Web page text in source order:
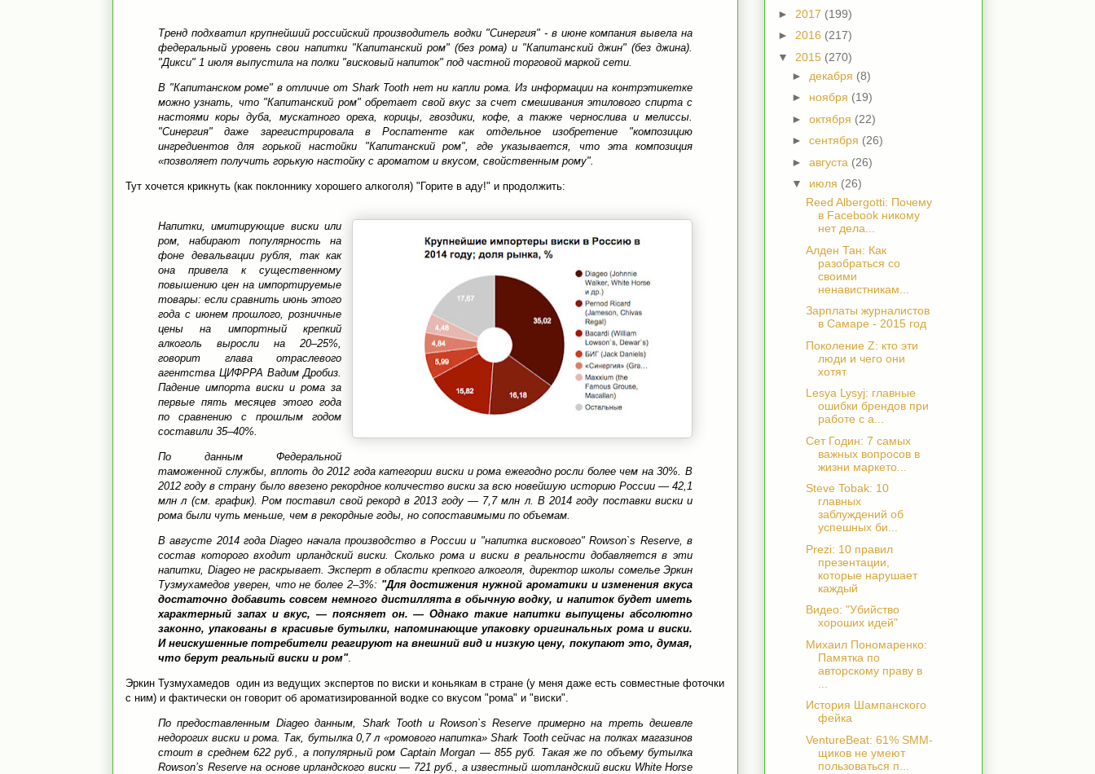
Тренд подхватил крупнейший российский производитель водки "Синергия" - в июне компания вывела на
федеральный уровень свои напитки "Капитанский ром" (без рома) и "Капитанский джин" (без джина).
"Дикси" 1 июля выпустила на полки "висковый напиток" под частной торговой маркой сети.
В "Капитанском роме" в отличие от Shark Tooth нет ни капли рома. Из информации на контрэтикетке
можно узнать, что "Капитанский ром" обретает свой вкус за счет смешивания этилового спирта с
настоями коры дуба, мускатного ореха, корицы, гвоздики, кофе, а также чернослива и мелиссы.
"Синергия" даже зарегистрировала в Роспатенте как отдельное изобретение "композицию
ингредиентов для горькой настойки "Капитанский ром", где указывается, что эта композиция
«позволяет получить горькую настойку с ароматом и вкусом, свойственным рому".
Тут хочется крикнуть (как поклоннику хорошего алкоголя) "Горите в аду!" и продолжить:
Напитки, имитирующие виски или
ром, набирают популярность на
фоне девальвации рубля, так как
она привела к существенному
повышению цен на импортируемые
товары: если сравнить июнь этого
года с июнем прошлого, розничные
цены на импортный крепкий
алкоголь выросли на 20–25%,
говорит глава отраслевого
агентства ЦИФРРА Вадим Дробиз.
Падение импорта виски и рома за
первые пять месяцев этого года
по сравнению с прошлым годом
составили 35–40%.
По данным Федеральной
таможенной службы, вплоть до 2012 года категории виски и рома ежегодно росли более чем на 30%. В
2012 году в страну было ввезено рекордное количество виски за всю новейшую историю России — 42,1
млн л (см. график). Ром поставил свой рекорд в 2013 году — 7,7 млн л. В 2014 году поставки виски и
рома были чуть меньше, чем в рекордные годы, но сопоставимыми по объемам.
В августе 2014 года Diageo начала производство в России и "напитка вискового" Rowson`s Reserve, в
состав которого входит ирландский виски. Сколько рома и виски в реальности добавляется в эти
напитки, Diageo не раскрывает. Эксперт в области крепкого алкоголя, директор школы сомелье Эркин
Тузмухамедов уверен, что не более 2–3%: "Для достижения нужной ароматики и изменения вкуса
достаточно добавить совсем немного дистиллята в обычную водку, и напиток будет иметь
характерный запах и вкус, — поясняет он. — Однако такие напитки выпущены абсолютно
законно, упакованы в красивые бутылки, напоминающие упаковку оригинальных рома и виски.
И неискушенные потребители реагируют на внешний вид и низкую цену, покупают это, думая,
что берут реальный виски и ром".
Эркин Тузмухамедов один из ведущих экспертов по виски и коньякам в стране (у меня даже есть совместные фоточки
с ним) и фактически он говорит об ароматизированной водке со вкусом "рома" и "виски".
По предоставленным Diageo данным, Shark Tooth и Rowson`s Reserve примерно на треть дешевле
недорогих виски и рома. Так, бутылка 0,7 л «ромового напитка» Shark Tooth сейчас на полках магазинов
стоит в среднем 622 руб., а популярный ром Сaptain Morgan — 855 руб. Такая же по объему бутылка
Rowson’s Reserve на основе ирландского виски — 721 руб., а известный шотландский виски White Horse
► 2017 (199)
► 2016 (217)
▼ 2015 (270)
► декабря (8)
► ноября (19)
► октября (22)
► сентября (26)
► августа (26)
▼ июля (26)
Reed Albergotti: Почему
в Facebook никому
нет дела...
Алден Тан: Как
разобраться со
своими
ненавистникам...
Зарплаты журналистов
в Самаре - 2015 год
Поколение Z: кто эти
люди и чего они
хотят
Lesya Lysyj: главные
ошибки брендов при
работе с а...
Сет Годин: 7 самых
важных вопросов в
жизни маркето...
Steve Tobak: 10
главных
заблуждений об
успешных би...
Prezi: 10 правил
презентации,
которые нарушает
каждый
Видео: "Убийство
хороших идей"
Михаил Пономаренко:
Памятка по
авторскому праву в
История Шампанского
фейка
VentureBeat: 61% SMM-
щиков не умеют
пользоваться п...